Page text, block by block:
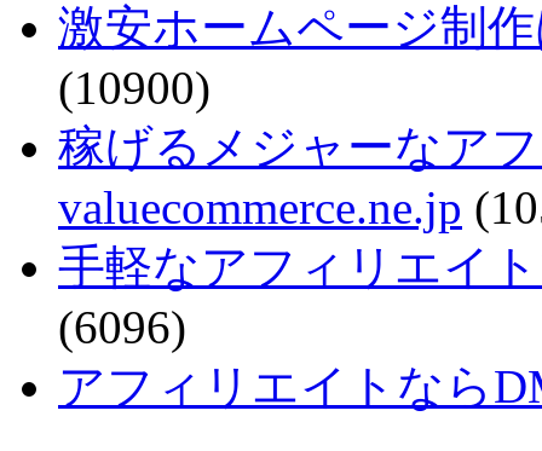
激安ホームページ制
(10900)
稼げるメジャーなア
valuecommerce.ne.jp
手軽なアフィリエイ
(6096)
アフィリエイトなら